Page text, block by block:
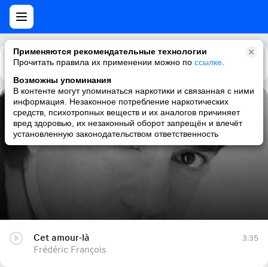
Применяются рекомендательные технологии
Прочитать правила их применении можно по ссылке
Возможны упоминания
В контенте могут упоминаться наркотики и связанная с ними
информация. Незаконное потребление наркотических
средств, психотропных веществ и их аналогов причиняет
вред здоровью, их незаконный оборот запрещён и влечёт
установленную законодательством ответственность
Каталог Рекомендации
Cet amour-là
Frédéric François
Cet amour-là
Frédéric François
3:35